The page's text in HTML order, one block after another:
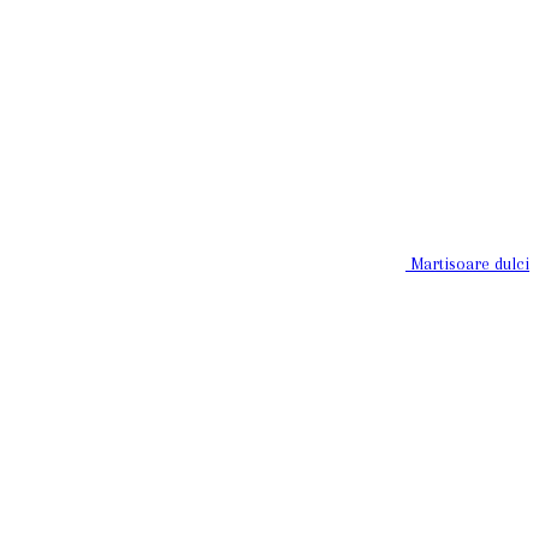
Martisoare dulci